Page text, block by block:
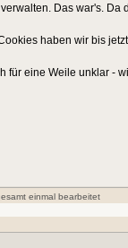
Das war's.
haben wir bis
für eine Weile unklar -
einmal bearbeitet